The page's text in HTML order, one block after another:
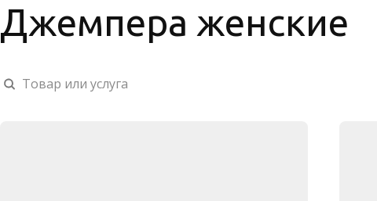
Джемпера женские